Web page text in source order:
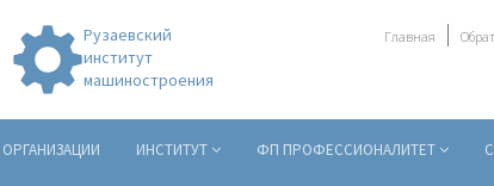
Рузаевский
институт
машиностроения
Главная
ИНСТИТУТ ФП ПРОФЕССИОНАЛИТЕТ